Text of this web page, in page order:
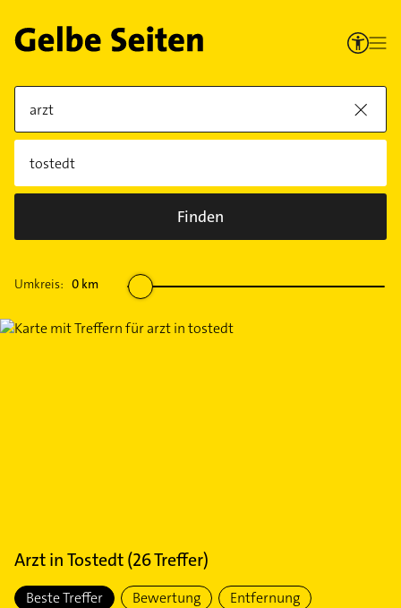
Finden
Umkreis: 0 km
ArztinTostedt(26Treffer)
Beste Treffer Bewertung Entfernung